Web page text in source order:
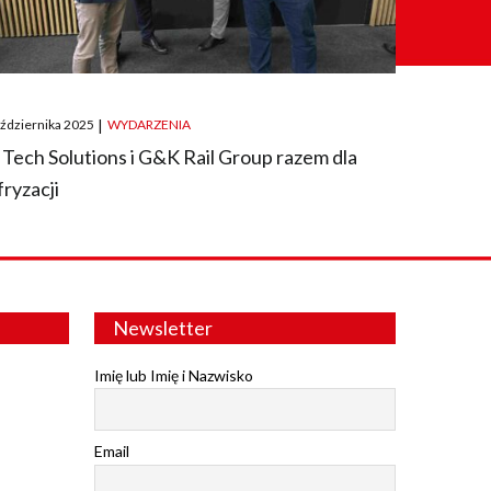
2025 | WYDARZENIA
Tech Solutions i G&K Rail Group razem dla
Newsletter
Imię lub Imię i Nazwisko
Email